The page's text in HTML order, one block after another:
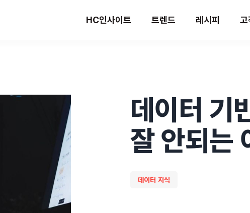
HC인사이트 트렌드 레시피 고
데이터 기
잘 안되는
데이터 지식